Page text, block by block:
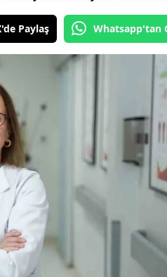
Paylaş Whatsapp'tan